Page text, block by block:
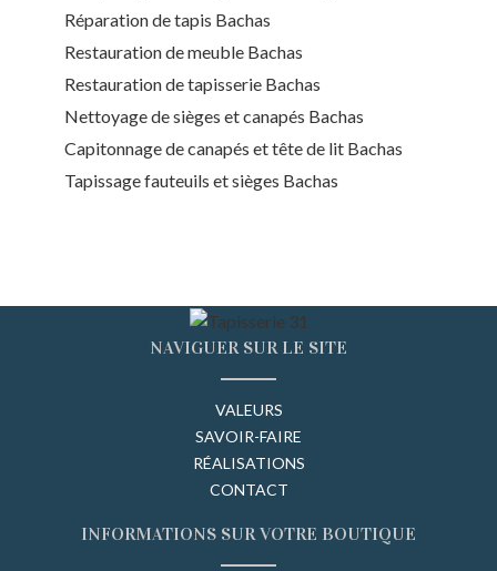
Réparation de tapis Bachas
Restauration de meuble Bachas
Restauration de tapisserie Bachas
Nettoyage de sièges et canapés Bachas
Capitonnage de canapés et tête de lit Bachas
Tapissage fauteuils et sièges Bachas
NAVIGUER SUR LE SITE
VALEURS
SAVOIR-FAIRE
RÉALISATIONS
CONTACT
INFORMATIONS SUR VOTRE BOUTIQUE